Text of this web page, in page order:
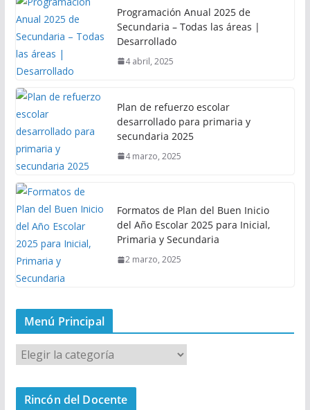
Programación Anual 2025 de
Secundaria – Todas las áreas |
Desarrollado
4 abril, 2025
Plan de refuerzo escolar
desarrollado para primaria y
secundaria 2025
4 marzo, 2025
Formatos de Plan del Buen Inicio
del Año Escolar 2025 para Inicial,
Primaria y Secundaria
2 marzo, 2025
Menú Principal
M
e
n
Rincón del Docente